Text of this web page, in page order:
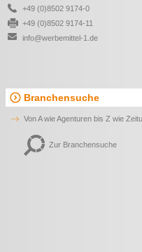
+49 (0)8502 9174-0
+49 (0)8502 9174-11
info@werbemittel-1.de
Branchensuche
Von A wie Agenturen bis Z wie
Zur Branchensuche